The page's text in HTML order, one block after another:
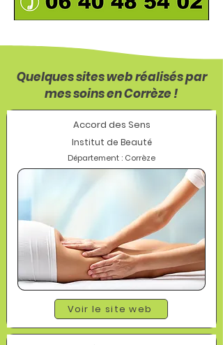
Quelques sites web réalisés par
mes soins en Corrèze !
Accord des Sens
Institut de Beauté
Département : Corrèze
Voir le site web